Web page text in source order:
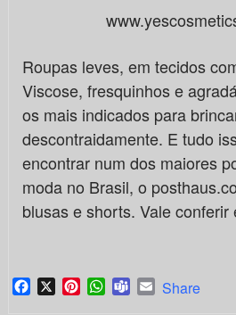
Roupas leves, em tecidos
Viscose, fresquinhos e
os mais indicados para
descontraidamente. E tudo
encontrar num dos maiores
moda no Brasil, o
blusas e shorts. Vale conferir
Facebook
X PinterestWhatsApp
TeamsEmail
Share